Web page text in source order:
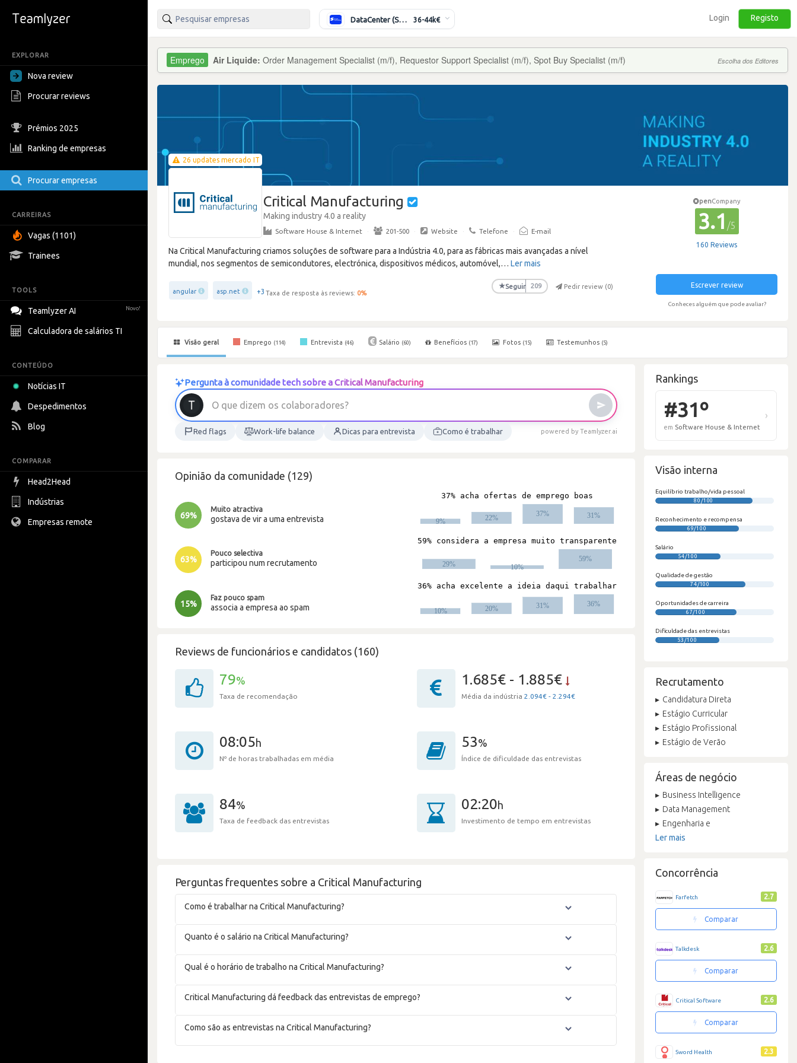
EXPLORAR
Nova review
Procurar reviews
Prémios 2025
Ranking de empresas
Procurar empresas
CARREIRAS
Vagas (1101)
Trainees
TOOLS
Teamlyzer AI Novo!
Calculadora de salários TI
CONTEÚDO
Notícias IT
Despedimentos
Blog
COMPARAR
Head2Head
Indústrias
Empresas remote
DataCenter (Switching/Routing) Sénior 36-44k€ Login Registo
Air Liquide: Order Management Specialist (m/f), Requestor Support Specialist (m/f), Spot Buy Specialist (m/f) Escolha dos Editores
26 updates mercado IT
Critical Manufacturing
Making industry 4.0 a reality
Software House & Internet · 201-500 · Website · Telefone · E-mail
Na Critical Manufacturing criamos soluções de software para a Indústria 4.0, para as fábricas mais avançadas a nível
mundial, nos segmentos de semicondutores, electrónica, dispositivos médicos, automóvel,… Ler mais
angular asp.net +3 Taxa de resposta às reviews: 0%
★Seguir 209 Pedir review (0)
penCompany
3.1 /5
160 Reviews
Escrever review
Conheces alguém que pode avaliar?
Visão geral Emprego (114) Entrevista (46) Salário (60) Benefícios (17) Fotos (15) Testemunhos (5)
Pergunta à comunidade tech sobre a Critical Manufacturing
O que d izem os colaborad ores?
Red flags Work-life balance Dicas para entrevista Como é trabalhar powered by Teamlyzer.ai
Opinião da comunidade (129)
69%
Muito atractiva
gostava de vir a uma entrevista
63%
Pouco selectiva
participou num recrutamento
15%
Faz pouco spam
associa a empresa ao spam
Reviews de funcionários e candidatos (160)
79%
Taxa de recomendação
1.685€ - 1.885€
Média da indústria 2.094€ - 2.294€
08:05h
Nº de horas trabalhadas em média
53%
Índice de dificuldade das entrevistas
84%
Taxa de feedback das entrevistas
02:20h
Investimento de tempo em entrevistas
Perguntas frequentes sobre a Critical Manufacturing
Como é trabalhar na Critical Manufacturing?
Quanto é o salário na Critical Manufacturing?
Qual é o horário de trabalho na Critical Manufacturing?
Critical Manufacturing dá feedback das entrevistas de emprego?
Como são as entrevistas na Critical Manufacturing?
Rankings
Visão interna
Equilíbrio trabalho/vida pessoal
80/100
Reconhecimento e recompensa
69/100
Salário
54/100
Qualidade de gestão
74/100
Oportunidades de carreira
67/100
Dificuldade das entrevistas
53/100
Recrutamento
Candidatura Direta
Estágio Curricular
Estágio Profissional
Estágio de Verão
Áreas de negócio
Business Intelligence
Data Management
Engenharia e
Ler mais
Concorrência
Farfetch 2.7
Comparar
Talkdesk 2.6
Comparar
Critical Software 2.6
Comparar
Sword Health 2.3